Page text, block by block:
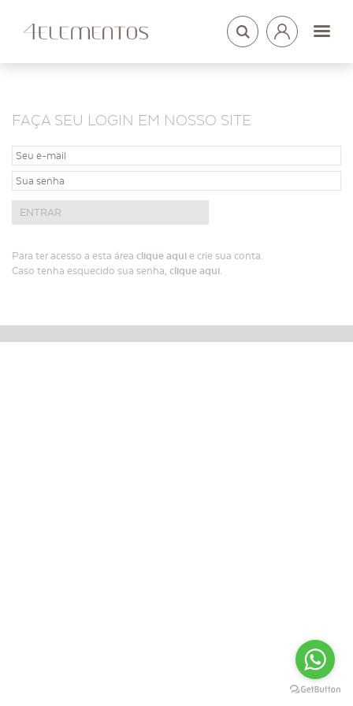
FAÇA SEU LOGIN EM NOSSO SITE
Para ter acesso a esta área clique aqui e crie sua conta.
Caso tenha esquecido sua senha, clique aqui.
LOGIN
ARQUITETOS